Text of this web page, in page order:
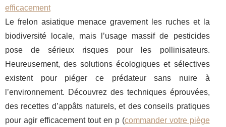
efficacement
Le frelon asiatique menace gravement les ruches et la
biodiversité locale, mais l’usage massif de pesticides
pose de sérieux risques pour les pollinisateurs.
Heureusement, des solutions écologiques et sélectives
existent pour piéger ce prédateur sans nuire à
l’environnement. Découvrez des techniques éprouvées,
des recettes d’appâts naturels, et des conseils pratiques
pour agir efficacement tout en p (commander votre piège